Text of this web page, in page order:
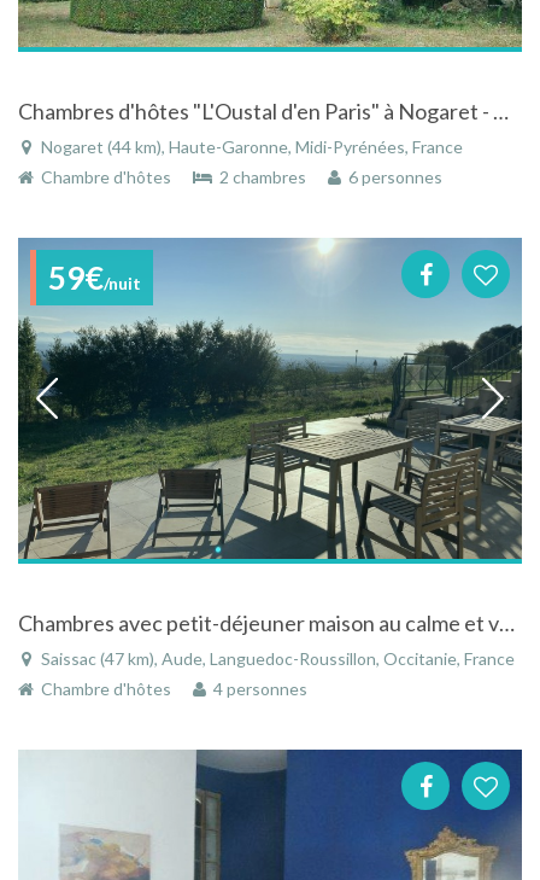
Chambres d'hôtes "L'Oustal d'en Paris" à Nogaret - Midi-Pyrénées à la campagne au pays de cocagne
Nogaret (44 km), Haute-Garonne, Midi-Pyrénées, France
Chambre d'hôtes
2 chambres 6 personnes
59€/nuit
Chambres avec petit-déjeuner maison au calme et vue sur les Pyrénées
Saissac (47 km), Aude, Languedoc-Roussillon, Occitanie, France
Chambre d'hôtes
4 personnes